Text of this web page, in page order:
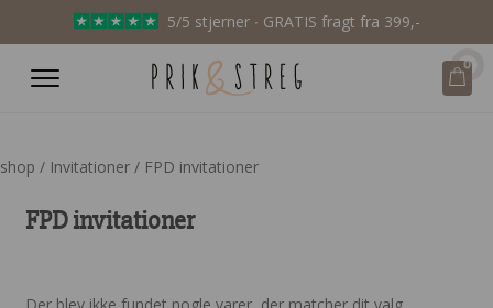
5/5 stjerner ∙ GRATIS fragt fra 399,-
0
shop / Invitationer / FPD invitationer
FPD invitationer